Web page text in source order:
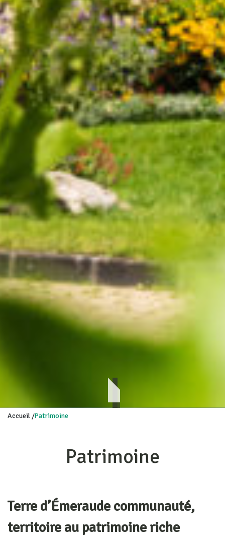
Accueil /Patrimoine
Patrimoine
Terre d’Émeraude communauté,
territoire au patrimoine riche